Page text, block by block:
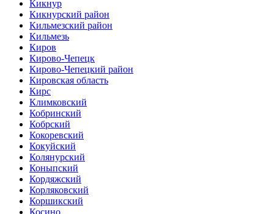
Кикнур
Кикнурский район
Кильмезский район
Кильмезь
Киров
Кирово-Чепецк
Кирово-Чепецкий район
Кировская область
Кирс
Климковский
Кобринский
Кобрский
Кокоревский
Кокуйский
Колянурский
Коныпский
Кордяжский
Корляковский
Коршикский
Косино